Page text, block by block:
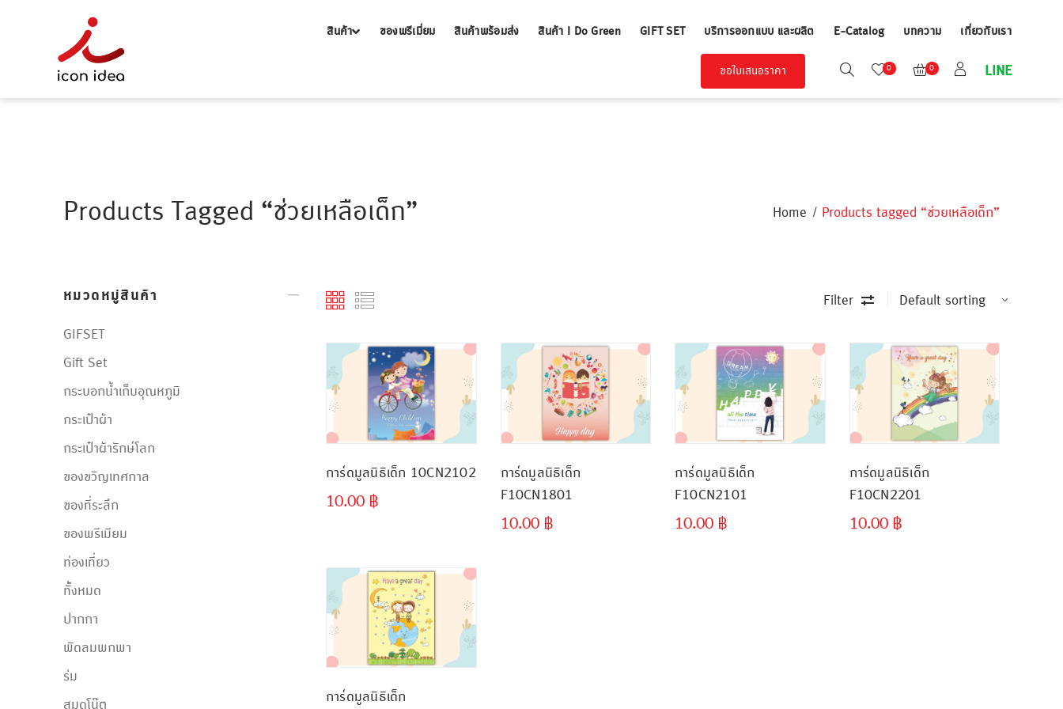
สินค้า ของพรีเมี่ยม สินค้าพร้อมส่ง สินค้า I Do Green GIFT SET บริการออกแบบ และผลิต E-Catalog บทความ เกี่ยวกับเรา
ขอใบเสนอราคา 0 0 LINE
Products Tagged “ช่วยเหลือเด็ก” Home Products tagged “ช่วยเหลือเด็ก”
หมวดหมู่สินค้า
GIFSET
Gift Set
กระบอกน้ำเก็บอุณหภูมิ
กระเป๋าผ้า
กระเป๋าผ้ารักษ์โลก
ของขวัญเทศกาล
ของที่ระลึก
ของพรีเมียม
ท่องเที่ยว
ทั้้งหมด
ปากกา
พัดลมพกพา
ร่ม
Filter
การ์ดมูลนิธิเด็ก 10CN2102
10.00 ฿
การ์ดมูลนิธิเด็ก
F10CN1801
10.00 ฿
การ์ดมูลนิธิเด็ก
F10CN2101
10.00 ฿
ขั้นต่ำ
การ์ดมูลนิธิเด็ก
F10CN2201
10.00 ฿
การ์ดมูลนิธิเด็ก